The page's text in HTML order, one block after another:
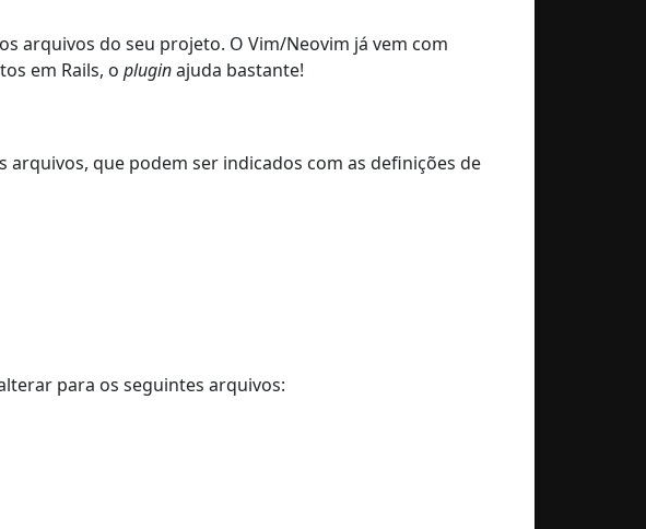
arquivos do seu projeto. O Vim/Neovim já vem com
em Rails, o pluginajuda bastante!
que podem ser indicados com as definições de
para os seguintes arquivos: